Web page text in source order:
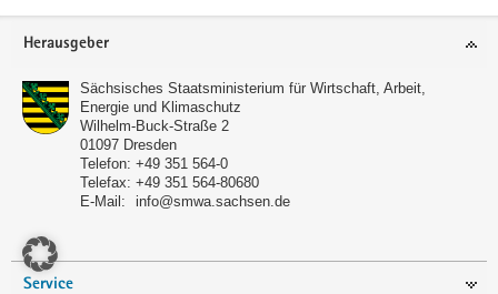
Service
Herausgeber
Sächsisches Staatsministerium für Wirtschaft, Arbeit,
Energie und Klimaschutz
Wilhelm-Buck-Straße 2
01097 Dresden
Telefon: +49 351 564-0
Telefax: +49 351 564-80680
E-Mail:
info@smwa.sachsen.de
Service